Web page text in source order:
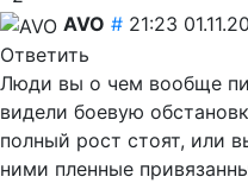
AVO # 21:23
Ответить
Люди вы о чем вообще
видели боевую
полный рост стоят, или
ними пленные